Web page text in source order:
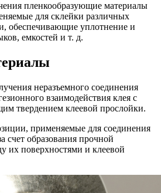
пленкообразующие материалы
для склейки различных
обеспечивающие уплотнение и
емкостей и т. д.
неразъемного соединения
взаимодействия клея с
твердением клеевой прослойки.
применяемые для соединения
счет образования прочной
их поверхностями и клеевой